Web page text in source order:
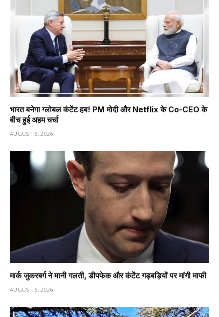
भारत बनेगा ग्लोबल कंटेंट हब! PM मोदी और Netflix के Co-CEO के
बीच हुई अहम चर्चा
AUGUST 6, 2026
मार्क जुकरबर्ग ने मानी गलती, डीपफेक और कंटेंट गड़बड़ियों पर मांगी माफी
AUGUST 6, 2026